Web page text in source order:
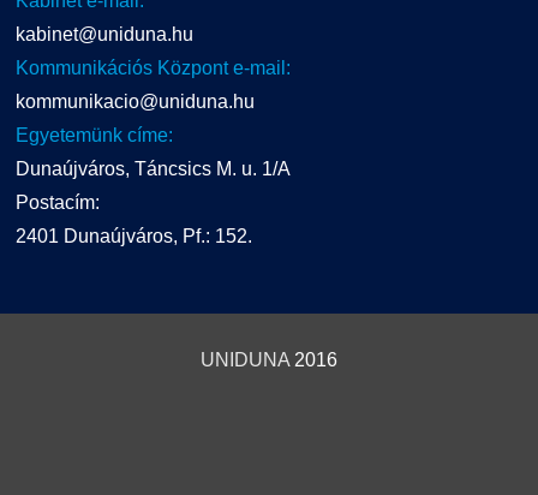
kabinet@uniduna.hu
Kommunikációs Központ e-mail:
kommunikacio@uniduna.hu
Egyetemünk címe:
Dunaújváros, Táncsics M. u. 1/A
Postacím:
2401 Dunaújváros, Pf.: 152.
UNIDUNA 2016